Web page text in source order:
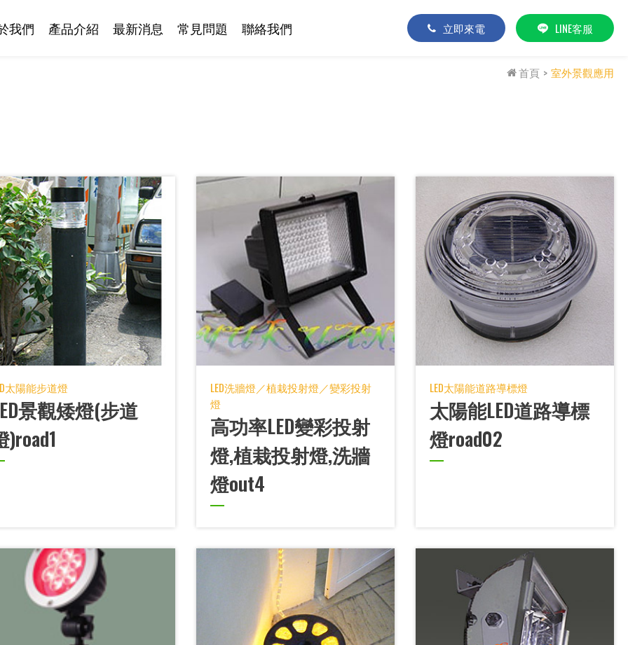
我們 產品介紹 最新消息 常見問題 聯絡我們 立即來電 LINE客服
首頁 室外景觀應用
太陽能步道燈
景觀矮燈(步道
)road1
LED洗牆燈／植栽投射燈／變彩投射
燈
高功率LED變彩投射
燈,植栽投射燈,洗牆
燈out4
LED太陽能道路導標燈
太陽能LED道路導標
燈road02